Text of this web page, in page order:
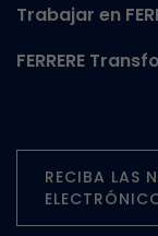
Trabajar en
FERRERE
RECIBA LAS